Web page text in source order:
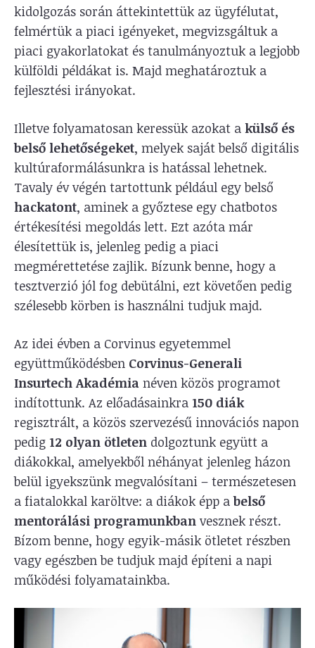
kidolgozás során áttekintettük az ügyfélutat,
felmértük a piaci igényeket, megvizsgáltuk a
piaci gyakorlatokat és tanulmányoztuk a legjobb
külföldi példákat is. Majd meghatároztuk a
fejlesztési irányokat.
Illetve folyamatosan keressük azokat a külső és
belső lehetőségeket, melyek saját belső digitális
kultúraformálásunkra is hatással lehetnek.
Tavaly év végén tartottunk például egy belső
hackatont, aminek a győztese egy chatbotos
értékesítési megoldás lett. Ezt azóta már
élesítettük is, jelenleg pedig a piaci
megmérettetése zajlik. Bízunk benne, hogy a
tesztverzió jól fog debütálni, ezt követően pedig
szélesebb körben is használni tudjuk majd.
Az idei évben a Corvinus egyetemmel
együttműködésben Corvinus-Generali
Insurtech Akadémia néven közös programot
indítottunk. Az előadásainkra 150 diák
regisztrált, a közös szervezésű innovációs napon
pedig 12 olyan ötleten dolgoztunk együtt a
diákokkal, amelyekből néhányat jelenleg házon
belül igyekszünk megvalósítani – természetesen
a fiatalokkal karöltve: a diákok épp abelső
mentorálási programunkban vesznek részt.
Bízom benne, hogy egyik-másik ötletet részben
vagy egészben be tudjuk majd építeni a napi
működési folyamatainkba.